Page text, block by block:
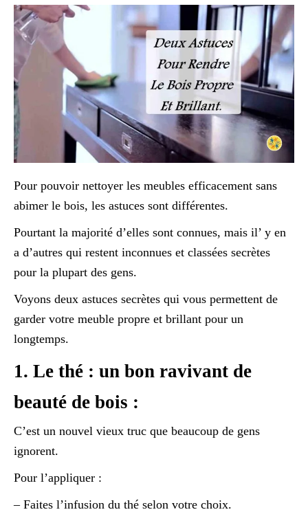
Pour pouvoir nettoyer les meubles efficacement sans
abimer le bois, les astuces sont différentes.
Pourtant la majorité d’elles sont connues, mais il’ y en
a d’autres qui restent inconnues et classées secrètes
pour la plupart des gens.
Voyons deux astuces secrètes qui vous permettent de
garder votre meuble propre et brillant pour un
longtemps.
1. Le thé : un bon ravivant de
beauté de bois :
C’est un nouvel vieux truc que beaucoup de gens
ignorent.
Pour l’appliquer :
– Faites l’infusion du thé selon votre choix.